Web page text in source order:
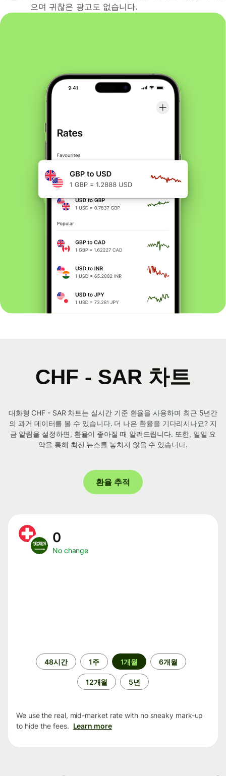
으며 귀찮은 광고도 없습니다.
CHF - SAR 차트
대화형 CHF - SAR 차트는 실시간 기준 환율을 사용하며 최근 5년간
의 과거 데이터를 볼 수 있습니다. 더 나은 환율을 기다리시나요? 지
금 알림을 설정하면, 환율이 좋아질 때 알려드립니다. 또한, 일일 요
약을 통해 최신 뉴스를 놓치지 않을 수 있습니다.
환율 추적
0
No change
48시간 1주 1개월 6개월
12개월 5년
We use the real, mid-market rate with no sneaky mark-up
to hide the fees. Learn more